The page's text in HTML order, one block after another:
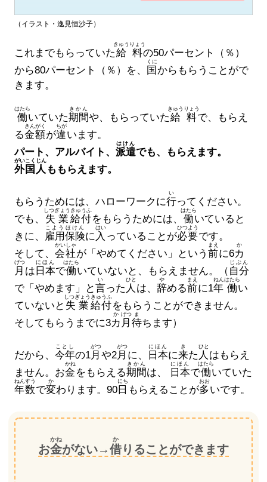
（イラスト・逸見恒沙子）
これまでもらっていた給料
きゅうりょう
の50パーセント（％）
から80パーセント（％）を、
国
くに
からもらうことがで
きます。
働
はたら
いていた期間
きかん
や、もらっていた給料
きゅうりょう
で、もらえ
る金額
きんがく
が違
ちが
います。
パート、アルバイト、 派遣
はけん
でも、もらえます。
外国人
がいこくじん
ももらえます。
もらうためには、ハローワークに行
い
ってください。
でも、
失業
しつぎょう
給付
きゅうふ
をもらうためには、 働
はたら
いていると
きに、
雇用
こよう
保険
ほけん
に入
はい
っていることが必要
ひつよう
です。
そして、 会社
かいしゃ
が「やめてください」という 前
まえ
に6カ
か
月
げつ
は 日本
にほん
で働
はたら
いていないと、もらえません。（ 自分
じぶん
で「やめます」と言
い
った 人
ひと
は、 辞
や
める前
まえ
に1年
ねん
働
はたら
い
ていないと 失業
しつぎょう
給付
きゅうふ
をもらうことができません。
そしてもらうまでに3カ
か
月
げつ
待
ま
ちます）
だから、 今年
ことし
の1月
がつ
や2月
がつ
に、 日本
にほん
に来
き
た 人
ひと
はもらえ
ません。お金
かね
をもらえる期間
きかん
は、 日本
にほん
で働
はたら
いていた
年数
ねんすう
で変
か
わります。90 日
にち
もらえることが多
おお
いです。
お金
かね
がない→借
か
りることができます